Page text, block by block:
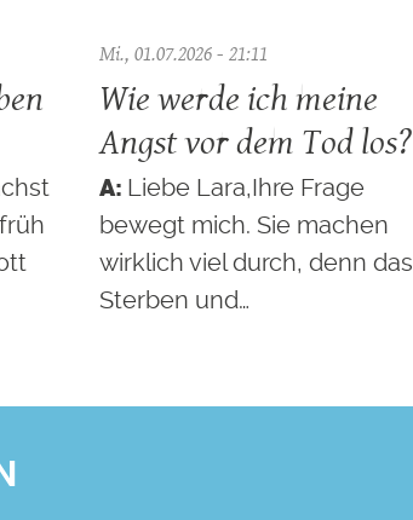
Mi., 01.07.2026 - 21:11
Wie werde ich meine
Angst vor dem Tod los?
Liebe Lara,Ihre Frage
bewegt mich. Sie machen
wirklich viel durch, denn das
Sterben und…